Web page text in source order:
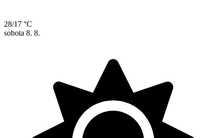
28/17 °C
sobota 8. 8.